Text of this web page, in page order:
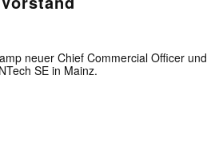
neuer Chief Commercial Officer und
SE in Mainz.